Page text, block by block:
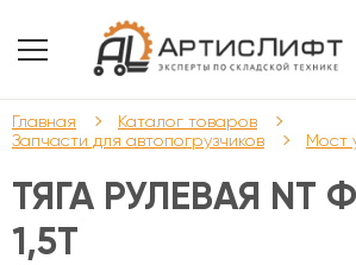
Главная
Каталог товаров
Запчасти для автопогрузчиков
Мост
ТЯГА РУЛЕВАЯ NT
1,5T